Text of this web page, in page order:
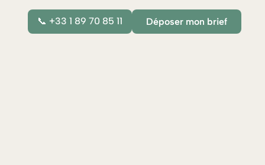
📞 +33 1 89 70 85 11 Déposer mon brief